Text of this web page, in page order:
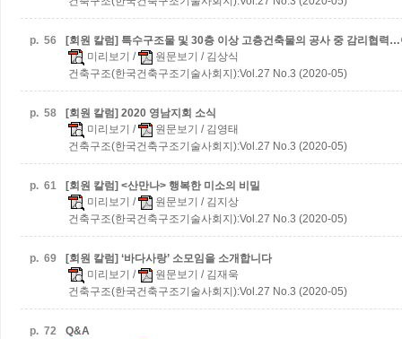
p. 56
[회원 칼럼] 특수구조물 및 30층 이상 고층건축물의 공사 중 감리협력
미리보기 / 원문보기 / 김상식
건축구조(한국건축구조기술사회지):Vol.27 No.3 (2020-05)
p. 58
[회원 칼럼] 2020 영남지회 소식
미리보기 / 원문보기 / 김영태
건축구조(한국건축구조기술사회지):Vol.27 No.3 (2020-05)
p. 61
[회원 칼럼] <산만나> 행복한 미소의 비밀
미리보기 / 원문보기 / 김지상
건축구조(한국건축구조기술사회지):Vol.27 No.3 (2020-05)
p. 69
[회원 칼럼] ‘바다사랑’ 소모임을 소개합니다
미리보기 / 원문보기 / 김재욱
건축구조(한국건축구조기술사회지):Vol.27 No.3 (2020-05)
p. 72
Q&A